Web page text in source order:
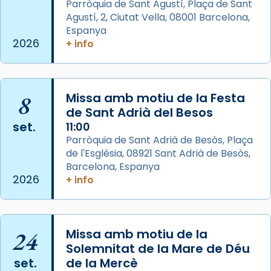
Arquebisbat de Barcelona
de Barcelona.
2 weeks ago
comitè organitzador de la visita apostòlica
del Sant Pare Lleó XIV a Barcelona, i als
col·laboradors, a la Catedral de Barcelona.
L’arquebisbe de Barcelona, el cardenal Joan
Josep Omella, ha presidit la missa i l’ha
concelebrat el bisbe auxiliar de Barcelona,
Mons. David Abadías.
📸 Dr. G. Simón
Photo
View on Facebook · Share
2026
Parròquia de Sant Agustí, Plaça de Sant
Agustí, 2, Ciutat Vella, 08001 Barcelona,
Espanya
+ info
8
set.
2026
Missa amb motiu de la Festa
de Sant Adrià del Besos
11:00
Parròquia de Sant Adrià de Besòs, Plaça
de l'Església, 08921 Sant Adrià de Besòs,
Barcelona, Espanya
+ info
24
set.
Missa amb motiu de la
Solemnitat de la Mare de Déu
de la Mercè